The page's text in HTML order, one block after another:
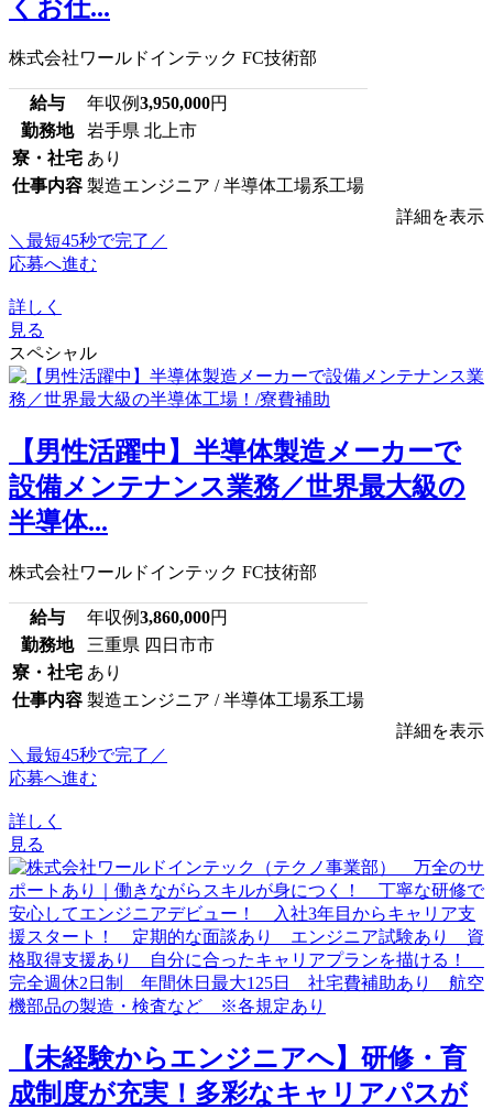
くお仕...
株式会社ワールドインテック FC技術部
給与 年収例3,950,000円
勤務地
岩手県 北上市
寮・社宅 あり
仕事内容 製造エンジニア / 半導体工場系工場
詳細を表示
＼最短45秒で完了／
応募へ進む
詳しく
見る
スペシャル
【男性活躍中】半導体製造メーカーで
設備メンテナンス業務／世界最大級の
半導体...
株式会社ワールドインテック FC技術部
給与 年収例3,860,000円
勤務地
三重県 四日市市
寮・社宅 あり
仕事内容 製造エンジニア / 半導体工場系工場
詳細を表示
＼最短45秒で完了／
応募へ進む
詳しく
見る
【未経験からエンジニアへ】研修・育
成制度が充実！多彩なキャリアパスが